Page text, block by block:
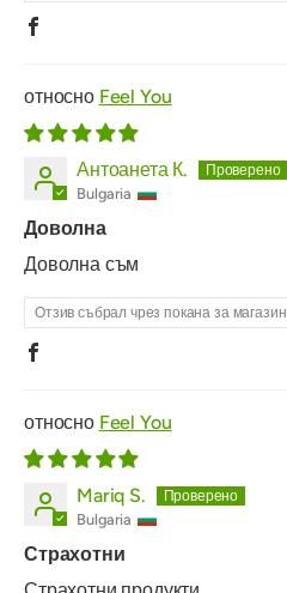
Feel You
Антоанета К.
Bulgaria
Доволна
Доволна съм
Отзив събрал чрез покана за магазин
Feel You
Mariq S.
Bulgaria
Страхотни